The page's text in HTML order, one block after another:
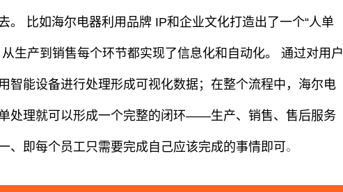
。 比如海尔电器利用品牌 IP和企业文化打造出了一个“人单
生产到销售每个环节都实现了信息化和自动化。 通过对用户
智能设备进行处理形成可视化数据；在整个流程中，海尔电
处理就可以形成一个完整的闭环——生产、销售、售后服务
、即每个员工只需要完成自己应该完成的事情即可 。